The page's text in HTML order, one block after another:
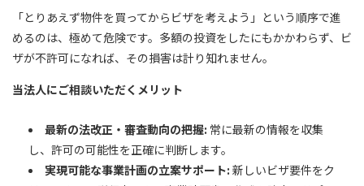
「とりあえず物件を買ってからビザを考えよう」という順序で進
めるのは、極めて危険です。多額の投資をしたにもかかわらず、ビ
ザが不許可になれば、その損害は計り知れません。
当法人にご相談いただくメリット
最新の法改正・審査動向の把握: 常に最新の情報を収集
し、許可の可能性を正確に判断します。
実現可能な事業計画の立案サポート: 新しいビザ要件をク